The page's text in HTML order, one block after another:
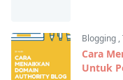
Blogging ,
Cara
Untuk